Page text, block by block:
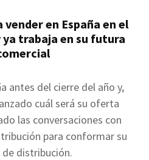
vender en España en el
trabaja en su futura
antes del cierre del año y,
cuál será su oferta
las conversaciones con
para conformar su
distribución.